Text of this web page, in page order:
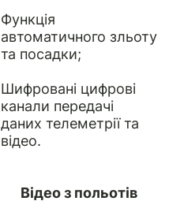
Функція
автоматичного зльоту
та посадки;
Шифровані цифрові
канали передачі
даних телеметрії та
відео.
Відео з польотів